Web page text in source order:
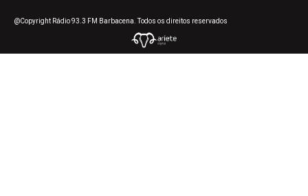
@Copyright Rádio 93.3 FM Barbacena. Todos os direitos reservados